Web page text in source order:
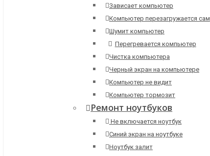
Зависает компьютер
Компьютер перезагружается сам
Шумит компьютер
Перегревается компьютер
Чистка компьютера
Черный экран на компьютере
Компьютер не видит
Компьютер тормозит
Ремонт ноутбуков
Не включается ноутбук
Синий экран на ноутбуке
Ноутбук залит